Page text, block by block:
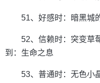
51、好感时：暗黑城
52、信赖时：突变草
到：生命之息
53、普通时：无色小